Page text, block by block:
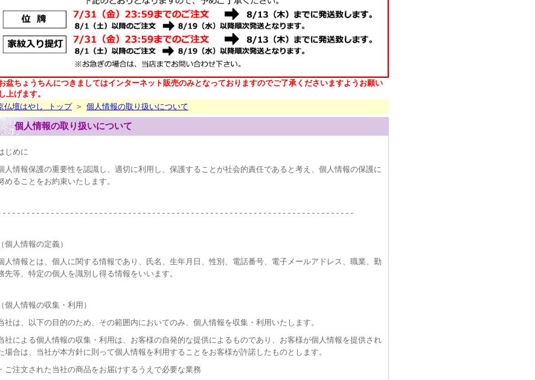
盆ちょうちんにつきましてはインターネット販売のみとなっておりますのでご了承くださいますようお願い
上げます。
仏壇はやし トップ> 個人情報の取り扱いについて
個人情報の取り扱いについて
じめに
人情報保護の重要性を認識し、適切に利用し、保護することが社会的責任であると考え、個人情報の保護に
めることをお約束いたします。
（個人情報の定義）
人情報とは、個人に関する情報であり、氏名、生年月日、性別、電話番号、電子メールアドレス、職業、勤
先等、特定の個人を識別し得る情報をいいます。
（個人情報の収集・利用）
社は、以下の目的のため、その範囲内においてのみ、個人情報を収集・利用いたします。
社による個人情報の収集・利用は、お客様の自発的な提供によるものであり、お客様が個人情報を提供され
場合は、当社が本方針に則って個人情報を利用することをお客様が許諾したものとします。
・ご注文された当社の商品をお届けするうえで必要な業務